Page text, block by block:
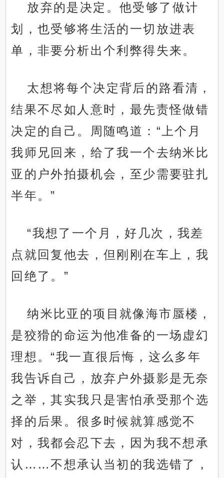
放弃的是决定。他受够了做计
划，也受够将生活的一切放进表
单，非要分析出个利弊得失来。
太想将每个决定背后的路看清，
结果不尽如人意时，最先责怪做错
决定的自己。周随鸣道：“上个月
我师兄回来，给了我一个去纳米比
亚的户外拍摄机会，至少需要驻扎
半年。”
“我想了一个月，好几次，我差
点就回复他去，但刚刚在车上，我
回绝了。”
纳米比亚的项目就像海市蜃楼，
是狡猾的命运为他准备的一场虚幻
理想。“我一直很后悔，这么多年
我告诉自己，放弃户外摄影是无奈
之举，其实我只是害怕承受那个选
择的后果。很多时候就算感觉不
对，我都会忍下去，因为我不想承
认……不想承认当初的我选错了，